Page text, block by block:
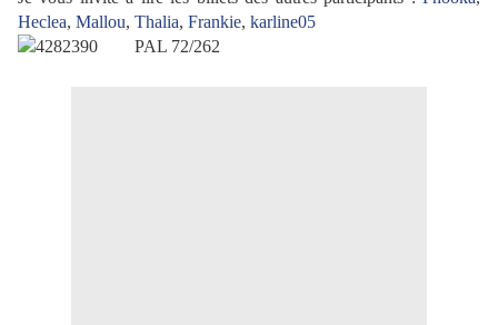
Heclea, Mallou, Thalia, Frankie, karline05
PAL 72/262